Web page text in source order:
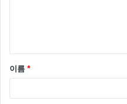
이름 *